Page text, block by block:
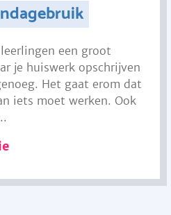
een groot
je huiswerk opschrijven
Het gaat erom dat
iets moet werken. Ook